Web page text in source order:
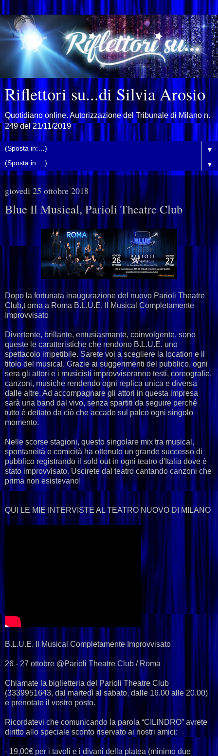
Riflettori su...di Silvia Arosio
Quotidiano online. Autorizzazione del Tribunale di Milano n.
249 del 21/11/2019
▼
▼
giovedì 25 ottobre 2018
Blue Il Musical, Parioli Theatre Club
Dopo la fortunata inaugurazione del nuovo Parioli Theatre
Club,t orna a Roma B.L.U.E. Il Musical Completamente
Improvvisato
Divertente, brillante, entusiasmante, coinvolgente, sono
queste le caratteristiche che rendono B.L.U.E. uno
spettacolo irripetibile. Sarete voi a scegliere la location e il
titolo del musical. Grazie ai suggerimenti del pubblico, ogni
sera gli attori e i musicisti improvviseranno testi, coreografie,
canzoni, musiche rendendo ogni replica unica e diversa
dalle altre. Ad accompagnare gli attori in questa impresa
sarà una band dal vivo, senza spartiti da seguire perché
tutto è dettato da ciò che accade sul palco ogni singolo
momento.
Nelle scorse stagioni, questo singolare mix tra musical,
spontaneità e comicità ha ottenuto un grande successo di
pubblico registrando il sold out in ogni teatro d'Italia dove è
stato improvvisato. Uscirete dal teatro cantando canzoni che
prima non esistevano!
QUI LE MIE INTERVISTE AL TEATRO NUOVO DI MILANO
B.L.U.E. Il Musical Completamente Improvvisato
26 - 27 ottobre @Parioli Theatre Club / Roma
Chiamate la biglietteria del Parioli Theatre Club
(3339951643, dal martedì al sabato, dalle 16.00 alle 20.00)
e prenotate il vostro posto.
Ricordatevi che comunicando la parola “CILINDRO” avrete
diritto allo speciale sconto riservato ai nostri amici:
- 19,00€ per i tavoli e i divani della platea (minimo due